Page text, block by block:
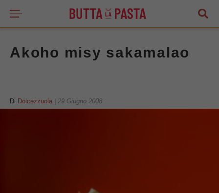
Akoho misy sakamalao
Di Dolcezzuola 29 Giugno 2008